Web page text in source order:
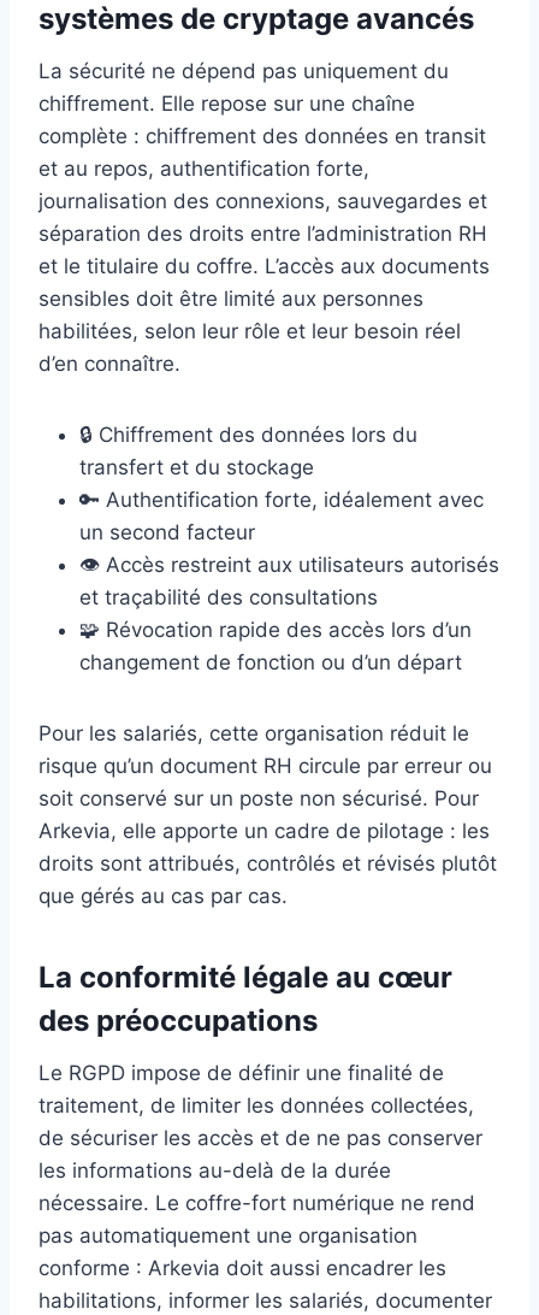
systèmes de cryptage avancés
La sécurité ne dépend pas uniquement du
chiffrement. Elle repose sur une chaîne
complète : chiffrement des données en transit
et au repos, authentification forte,
journalisation des connexions, sauvegardes et
séparation des droits entre l’administration RH
et le titulaire du coffre. L’accès aux documents
sensibles doit être limité aux personnes
habilitées, selon leur rôle et leur besoin réel
d’en connaître.
🔒 Chiffrement des données lors du
transfert et du stockage
🔑 Authentification forte, idéalement avec
un second facteur
👁 Accès restreint aux utilisateurs autorisés
et traçabilité des consultations
🧩 Révocation rapide des accès lors d’un
changement de fonction ou d’un départ
Pour les salariés, cette organisation réduit le
risque qu’un document RH circule par erreur ou
soit conservé sur un poste non sécurisé. Pour
Arkevia, elle apporte un cadre de pilotage : les
droits sont attribués, contrôlés et révisés plutôt
que gérés au cas par cas.
La conformité légale au cœur
des préoccupations
Le RGPD impose de définir une finalité de
traitement, de limiter les données collectées,
de sécuriser les accès et de ne pas conserver
les informations au-delà de la durée
nécessaire. Le coffre-fort numérique ne rend
pas automatiquement une organisation
conforme : Arkevia doit aussi encadrer les
habilitations, informer les salariés, documenter